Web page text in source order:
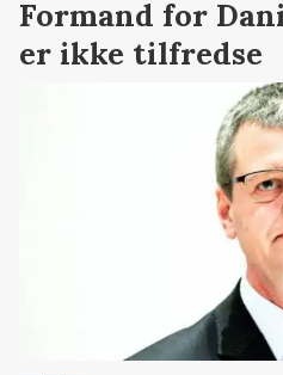
Formand for
er ikke tilfredse